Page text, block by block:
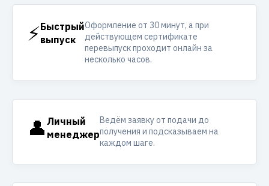
⚡Быстрый
выпуск
Оформление от 30 минут, а при
действующем сертификате
перевыпуск проходит онлайн за
несколько часов.
👤 Личный
менеджер
Ведём заявку от подачи до
получения и подсказываем на
каждом шаге.